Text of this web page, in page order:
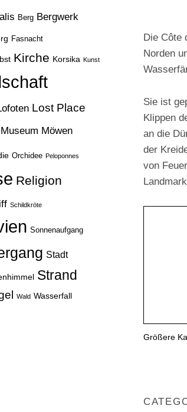
Die Côte
Norden
Sie ist
Klippen
an die
der
von
Größere
Berg Bergwerk
Fasnacht
Kirche Korsika Kunst
Lost Place
Museum Möwen
Orchidee Peloponnes
Religion
Schildkröte
Sonnenaufgang
Stadt
Strand
Wald Wasserfall